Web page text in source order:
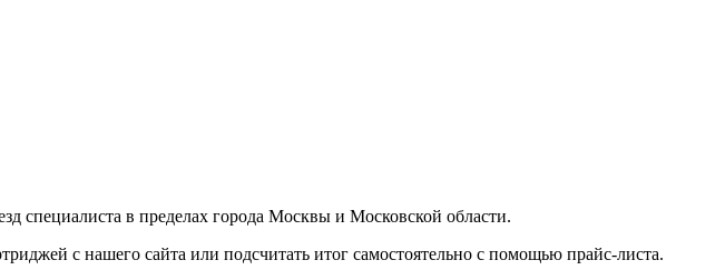
специалиста в пределах города Москвы и Московской области.
с нашего сайта или подсчитать итог самостоятельно с помощью прайс-листа.